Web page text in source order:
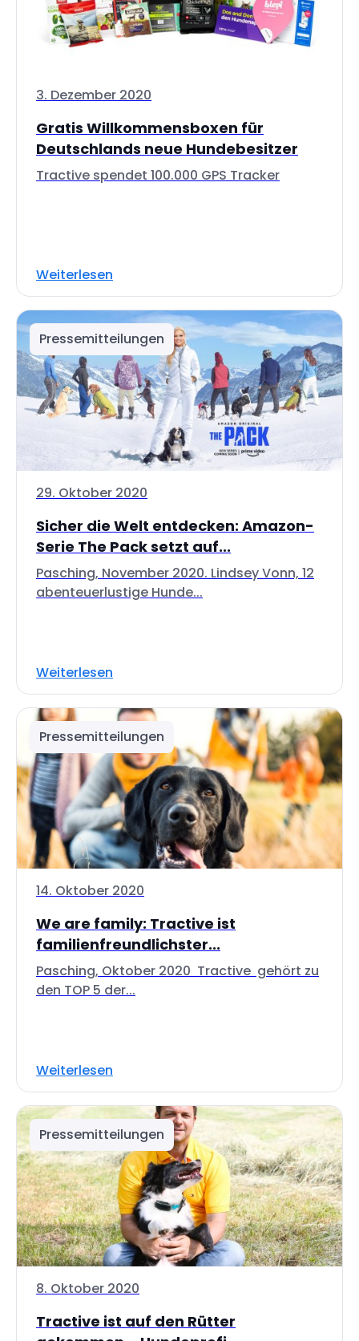
3. Dezember 2020
Gratis Willkommensboxen für
Deutschlands neue Hundebesitzer
Tractive spendet 100.000 GPS Tracker
Weiterlesen
Pressemitteilungen
29. Oktober 2020
Sicher die Welt entdecken: Amazon-
Serie The Pack setzt auf...
Pasching, November 2020. Lindsey Vonn, 12
abenteuerlustige Hunde...
Weiterlesen
Pressemitteilungen
14. Oktober 2020
We are family: Tractive ist
familienfreundlichster...
Pasching, Oktober 2020 Tractive gehört zu
den TOP 5 der...
Weiterlesen
Pressemitteilungen
8. Oktober 2020
Tractive ist auf den Rütter